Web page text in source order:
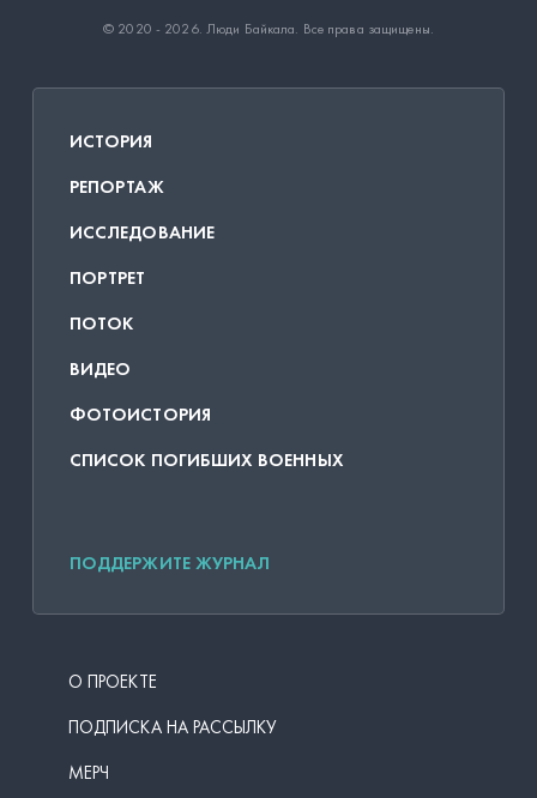
© 2020 - 2026. Люди Байкала . Все права защищены.
ИСТОРИЯ
РЕПОРТАЖ
ИССЛЕДОВАНИЕ
ПОРТРЕТ
ПОТОК
ВИДЕО
ФОТОИСТОРИЯ
СПИСОК ПОГИБШИХ ВОЕННЫХ
ПОДДЕРЖИТЕ ЖУРНАЛ
О ПРОЕКТЕ
ПОДПИСКА НА РАССЫЛКУ
МЕРЧ